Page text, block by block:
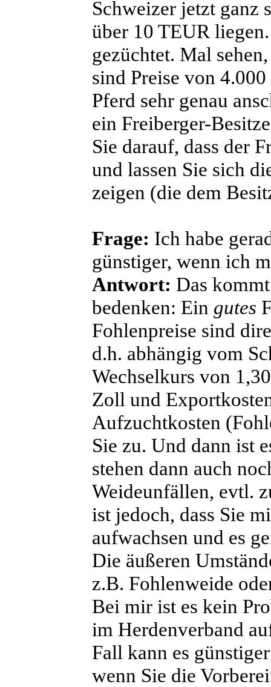
Schweizer jetzt ganz
über 10 TEUR
gezüchtet. Mal
sind Preise von
Pferd sehr genau
ein Freiberger-
Sie darauf, dass der
und lassen Sie sich
zeigen (die dem
Frage: Ich habe
günstiger, wenn ich
Antwort: Das
bedenken: Ein gutes
Fohlenpreise sind
d.h. abhängig vom
Wechselkurs von
Zoll und
Aufzuchtkosten
Sie zu. Und dann ist
stehen dann auch
Weideunfällen, evtl.
ist jedoch, dass Sie
aufwachsen und es
Die äußeren
z.B. Fohlenweide
Bei mir ist es kein
im Herdenverband
Fall kann es
wenn Sie die